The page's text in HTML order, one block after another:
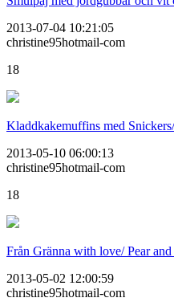
2013-07-04 10:21:05
christine95hotmail-com
18
Kladdkakemuffins med
2013-05-10 06:00:13
christine95hotmail-com
18
Från Gränna with love/ Pear
2013-05-02 12:00:59
christine95hotmail-com